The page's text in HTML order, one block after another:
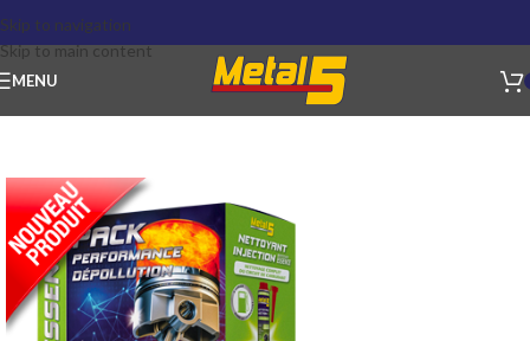
Skip to navigation
Skip to main content
MENU